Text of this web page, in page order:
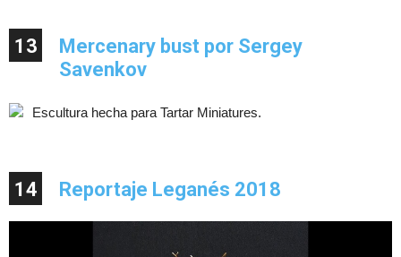
13
Mercenary bust por Sergey
Savenkov
Escultura hecha para Tartar Miniatures.
14 Reportaje Leganés 2018